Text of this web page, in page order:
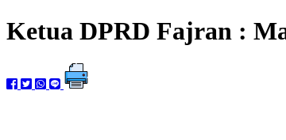
Ketua DPRD Fajran :